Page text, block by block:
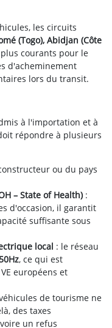
les circuits
(Togo), Abidjan (Côte
courants pour le
d'acheminement
lors du transit.
à l'importation et à
répondre à plusieurs
ou du pays
– State of Health):
d'occasion, il garantit
suffisante sous
local : le réseau
, ce qui est
européens et
de tourisme ne
des taxes
un refus